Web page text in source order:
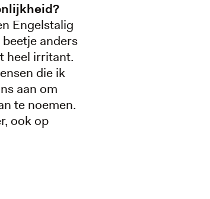
Engelstalig
anders
heel irritant.
die ik
aan om
te noemen.
ook op